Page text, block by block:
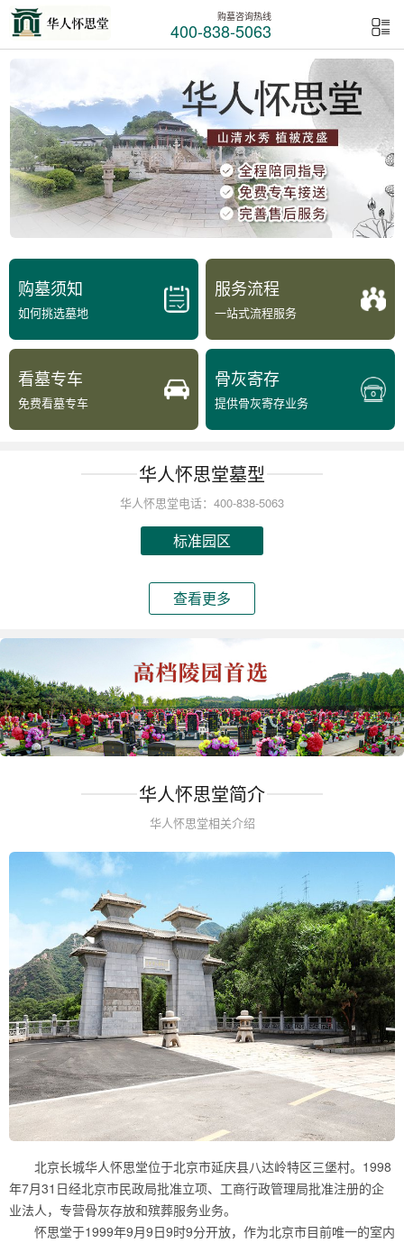
购墓咨询热线
400-838-5063
购墓须知
如何挑选墓地
服务流程
一站式流程服务
看墓专车
免费看墓专车
骨灰寄存
提供骨灰寄存业务
华人怀思堂墓型
华人怀思堂电话：400-838-5063
标准园区
查看更多
华人怀思堂简介
华人怀思堂相关介绍
北京长城华人怀思堂位于北京市延庆县八达岭特区三堡村。1998
年7月31日经北京市民政局批准立项、工商行政管理局批准注册的企
业法人，专营骨灰存放和殡葬服务业务。
怀思堂于1999年9月9日9时9分开放，作为北京市目前唯一的室内